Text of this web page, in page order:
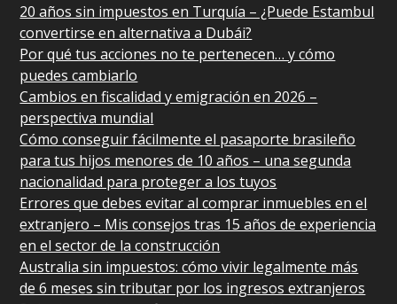
20 años sin impuestos en Turquía – ¿Puede Estambul
convertirse en alternativa a Dubái?
Por qué tus acciones no te pertenecen… y cómo
puedes cambiarlo
Cambios en fiscalidad y emigración en 2026 –
perspectiva mundial
Cómo conseguir fácilmente el pasaporte brasileño
para tus hijos menores de 10 años – una segunda
nacionalidad para proteger a los tuyos
Errores que debes evitar al comprar inmuebles en el
extranjero – Mis consejos tras 15 años de experiencia
en el sector de la construcción
Australia sin impuestos: cómo vivir legalmente más
de 6 meses sin tributar por los ingresos extranjeros